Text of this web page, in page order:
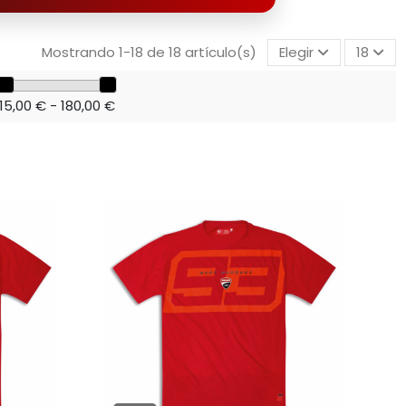
Mostrando 1-18 de 18 artículo(s) Elegir 18
€ - 180,00 €